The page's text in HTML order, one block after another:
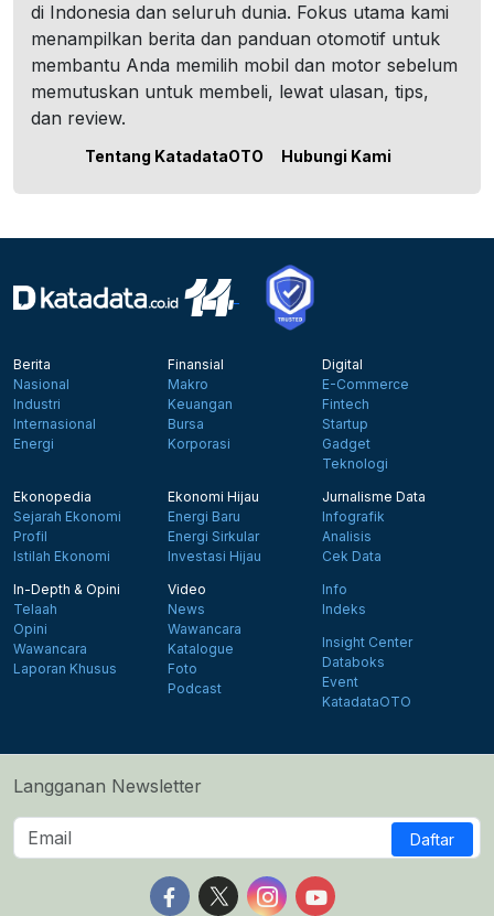
di Indonesia dan seluruh dunia. Fokus utama kami
menampilkan berita dan panduan otomotif untuk
membantu Anda memilih mobil dan motor sebelum
memutuskan untuk membeli, lewat ulasan, tips,
dan review.
Tentang KatadataOTO Hubungi Kami
Berita
Nasional
Industri
Internasional
Energi
Finansial
Makro
Keuangan
Bursa
Korporasi
Digital
E-Commerce
Fintech
Startup
Gadget
Teknologi
Ekonopedia
Sejarah Ekonomi
Profil
Istilah Ekonomi
Ekonomi Hijau
Energi Baru
Energi Sirkular
Investasi Hijau
Jurnalisme Data
Infografik
Analisis
Cek Data
In-Depth & Opini
Telaah
Opini
Wawancara
Laporan Khusus
Video
News
Wawancara
Katalogue
Foto
Podcast
Info
Indeks
Insight Center
Databoks
Event
KatadataOTO
Langganan Newsletter
Daftar
Follow us on Facebook
Follow us on X
Follow us on Instagram
Follow us on